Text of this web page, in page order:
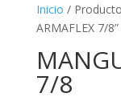
Inicio /
ARMAFLEX 7/8”
7/8